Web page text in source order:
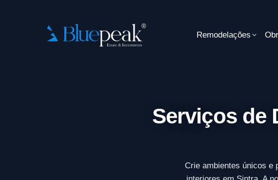
Remodelações
Serviços de
Crie ambientes únicos e